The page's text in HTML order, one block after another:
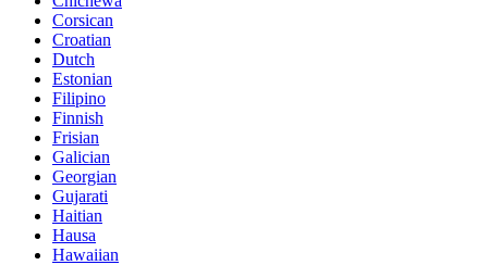
Corsican
Croatian
Dutch
Estonian
Filipino
Finnish
Frisian
Galician
Georgian
Gujarati
Haitian
Hausa
Hawaiian